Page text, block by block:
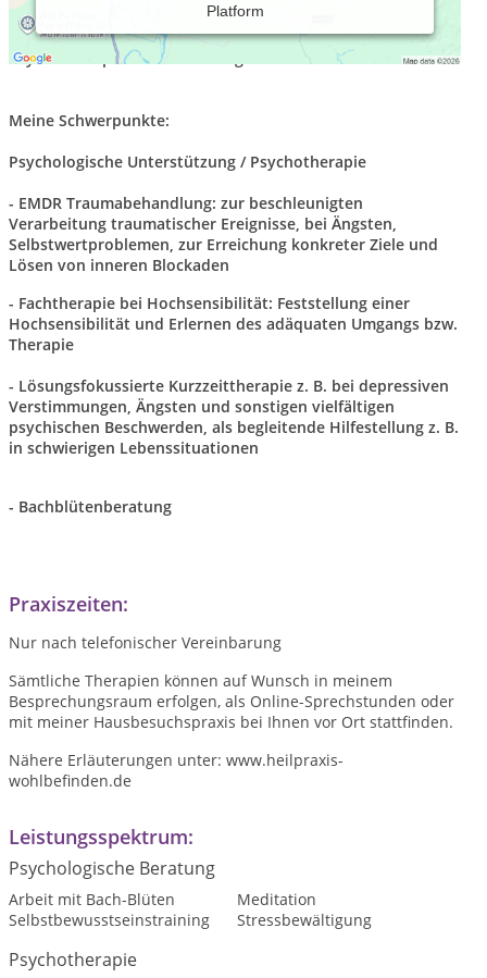
Platform
Ich bin Heilpraktikerin, Fachtherapeutin für
Hochsensibilität, EMDR-Trauma-Behandlerin und in diversen
Psychotherapie-Verfahren ausgebildet.
Meine Schwerpunkte:
Psychologische Unterstützung / Psychotherapie
- EMDR Traumabehandlung: zur beschleunigten
Verarbeitung traumatischer Ereignisse, bei Ängsten,
Selbstwertproblemen, zur Erreichung konkreter Ziele und
Lösen von inneren Blockaden
- Fachtherapie bei Hochsensibilität: Feststellung einer
Hochsensibilität und Erlernen des adäquaten Umgangs bzw.
Therapie
- Lösungsfokussierte Kurzzeittherapie z. B. bei depressiven
Verstimmungen, Ängsten und sonstigen vielfältigen
psychischen Beschwerden, als begleitende Hilfestellung z. B.
in schwierigen Lebenssituationen
- Bachblütenberatung
Praxiszeiten:
Nur nach telefonischer Vereinbarung
Sämtliche Therapien können auf Wunsch in meinem
Besprechungsraum erfolgen, als Online-Sprechstunden oder
mit meiner Hausbesuchspraxis bei Ihnen vor Ort stattfinden.
Nähere Erläuterungen unter: www.heilpraxis-
wohlbefinden.de
Leistungsspektrum:
Psychologische Beratung
Arbeit mit Bach-Blüten
Meditation
Selbstbewusstseinstraining
Stressbewältigung
Psychotherapie